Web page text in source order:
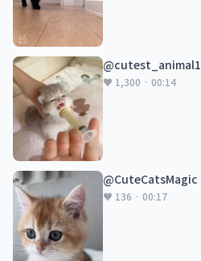
@cutest_animal1
♥ 1,300 · 00:14
@CuteCatsMagic
♥ 136 · 00:17